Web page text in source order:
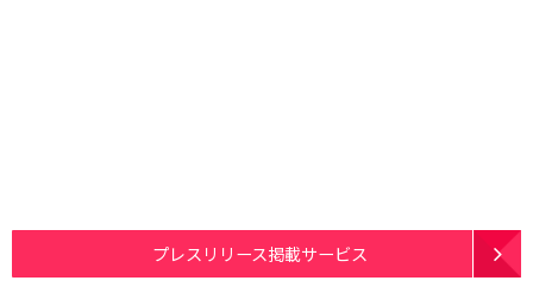
プレスリリース掲載サービス